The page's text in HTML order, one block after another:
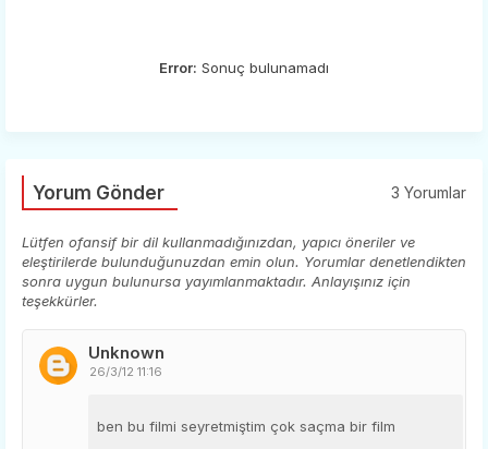
Error: Sonuç bulunamadı
Yorum Gönder 3 Yorumlar
Lütfen ofansif bir dil kullanmadığınızdan, yapıcı öneriler ve
eleştirilerde bulunduğunuzdan emin olun. Yorumlar denetlendikten
sonra uygun bulunursa yayımlanmaktadır. Anlayışınız için
teşekkürler.
Unknown
26/3/12 11:16
ben bu filmi seyretmiştim çok saçma bir film